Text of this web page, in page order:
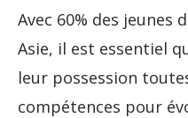
Avec 60% des jeunes
Asie, il est essentiel
leur possession
compétences pour